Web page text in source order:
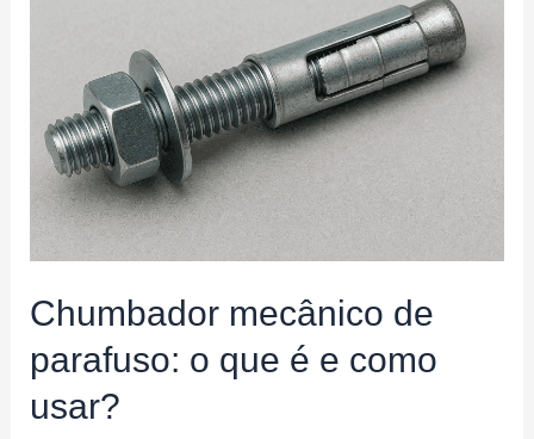
Chumbador mecânico de
parafuso: o que é e como
usar?